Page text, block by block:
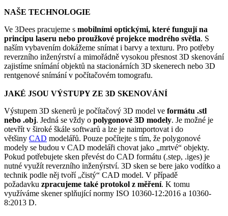
NAŠE TECHNOLOGIE
Ve 3Dees pracujeme s mobilními optickými, které fungují na
principu laseru nebo proužkové projekce modrého světla. S
naším vybavením dokážeme snímat i barvy a texturu. Pro potřeby
reverzního inženýrství a mimořádně vysokou přesnost 3D skenování
zajistíme snímání objektů na stacionárních 3D skenerech nebo 3D
rentgenové snímání v počítačovém tomografu.
JAKÉ JSOU VÝSTUPY ZE 3D SKENOVÁNÍ
Výstupem 3D skenerů je počítačový 3D model ve formátu .stl
nebo .obj. Jedná se vždy o polygonové 3D modely. Je možné je
otevřít v široké škále softwarů a lze je naimportovat i do
většiny CAD modelářů. Pouze počítejte s tím, že polygonové
modely se budou v CAD modeláři chovat jako „mrtvé“ objekty.
Pokud potřebujete sken převést do CAD formátu (.step, .iges) je
nutné využít reverzního inženýrství. 3D sken se bere jako vodítko a
technik podle něj tvoří „čistý“ CAD model. V případě
požadavku zpracujeme také protokol z měření. K tomu
využíváme skener splňující normy ISO 10360-12:2016 a 10360-
8:2013 D.